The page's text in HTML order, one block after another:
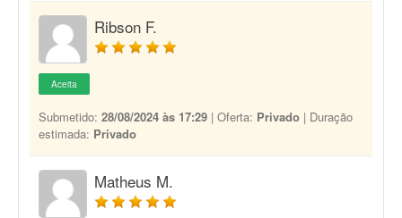
Ribson F.
Aceita
Submetido: 28/08/2024 às 17:29 | Oferta: Privado | Duração
estimada: Privado
Matheus M.